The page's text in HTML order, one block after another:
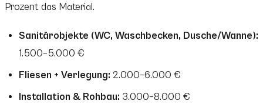
Prozent das Material.
Sanitärobjekte (WC, Waschbecken, Dusche/Wanne):
1.500–5.000 €
Fliesen + Verlegung: 2.000–6.000 €
Installation & Rohbau: 3.000–8.000 €